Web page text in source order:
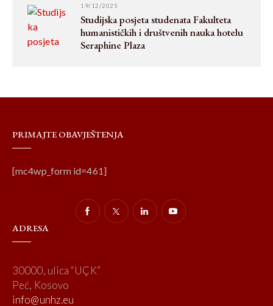
19/12/2025
Studijska posjeta studenata Fakulteta
humanističkih i društvenih nauka hotelu
Seraphine Plaza
PRIMAJTE OBAVJEŠTENJA
[mc4wp_form id=461]
ADRESA
30000, ulica “UÇK”
Peć, Kosovo
info@unhz.eu